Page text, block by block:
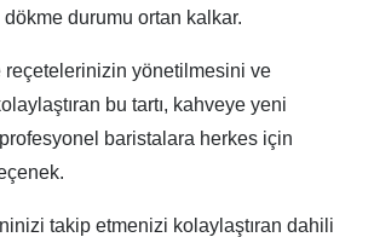
durumu ortan kalkar.
reçetelerinizin yönetilmesini ve
bu tartı, kahveye yeni
baristalara herkes için
takip etmenizi kolaylaştıran dahili